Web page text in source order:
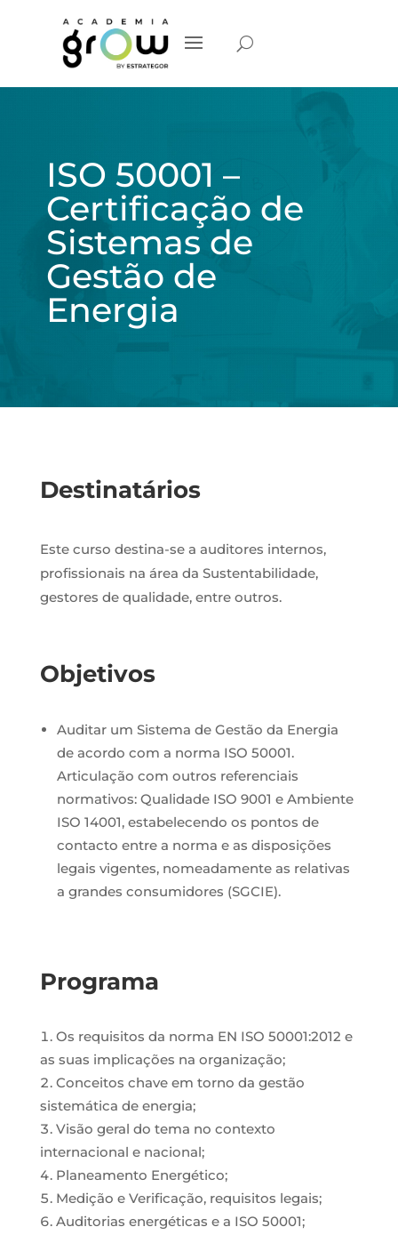
ISO 50001 –
Certificação de
Sistemas de
Gestão de
Energia
Destinatários
Este curso destina-se a auditores internos,
profissionais na área da Sustentabilidade,
gestores de qualidade, entre outros.
Objetivos
Auditar um Sistema de Gestão da Energia
de acordo com a norma ISO 50001.
Articulação com outros referenciais
normativos: Qualidade ISO 9001 e Ambiente
ISO 14001, estabelecendo os pontos de
contacto entre a norma e as disposições
legais vigentes, nomeadamente as relativas
a grandes consumidores (SGCIE).
Programa
Os requisitos da norma EN ISO 50001:2012 e
as suas implicações na organização;
Conceitos chave em torno da gestão
sistemática de energia;
Visão geral do tema no contexto
internacional e nacional;
Planeamento Energético;
Medição e Verificação, requisitos legais;
Auditorias energéticas e a ISO 50001;